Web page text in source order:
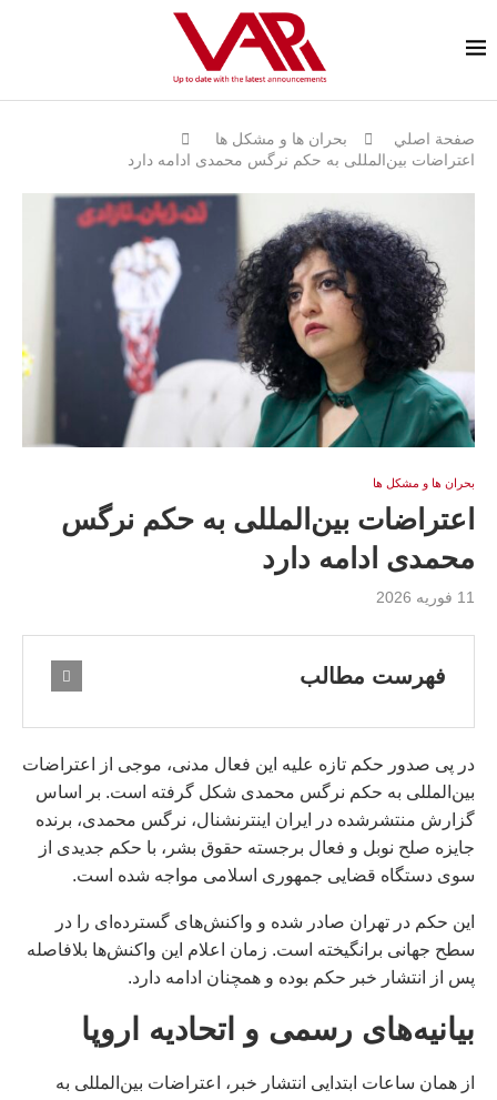
صفحة اصلي
بحران ها و مشكل ها
اعتراضات بین‌المللی به حکم نرگس محمدی ادامه دارد
بحران ها و مشكل ها
اعتراضات بین‌المللی به حکم نرگس
محمدی ادامه دارد
11 فوریه 2026
فهرست مطالب
در پی صدور حکم تازه علیه این فعال مدنی، موجی از اعتراضات
بین‌المللی به حکم نرگس محمدی شکل گرفته است. بر اساس
گزارش منتشرشده در ایران اینترنشنال، نرگس محمدی، برنده
جایزه صلح نوبل و فعال برجسته حقوق بشر، با حکم جدیدی از
سوی دستگاه قضایی جمهوری اسلامی مواجه شده است.
این حکم در تهران صادر شده و واکنش‌های گسترده‌ای را در
سطح جهانی برانگیخته است. زمان اعلام این واکنش‌ها بلافاصله
پس از انتشار خبر حکم بوده و همچنان ادامه دارد.
بیانیه‌های رسمی و اتحادیه اروپا
از همان ساعات ابتدایی انتشار خبر، اعتراضات بین‌المللی به